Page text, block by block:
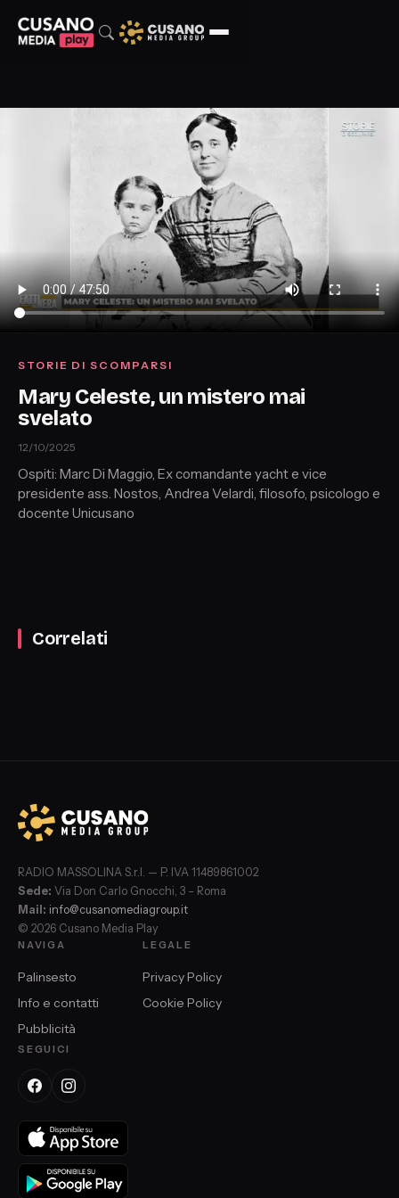
STORIE DI SCOMPARSI
Mary Celeste, un mistero mai
svelato
12/10/2025
Ospiti: Marc Di Maggio, Ex comandante yacht e vice
presidente ass. Nostos, Andrea Velardi, filosofo, psicologo e
docente Unicusano
Correlati
RADIO MASSOLINA S.r.l. — P. IVA 11489861002
Sede: Via Don Carlo Gnocchi, 3 – Roma
Mail: info@cusanomediagroup.it
© 2026 Cusano Media Play
NAVIGA
Palinsesto
Info e contatti
Pubblicità
LEGALE
Privacy Policy
Cookie Policy
SEGUICI